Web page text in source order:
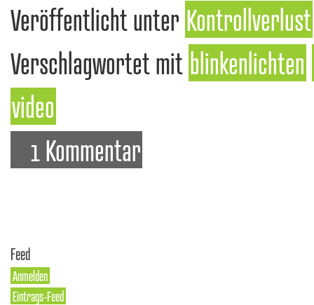
Veröffentlicht unter Kontrollverlust
Verschlagwortet mit blinkenlichten
video
1 Kommentar
Feed
Anmelden
Eintrags-Feed